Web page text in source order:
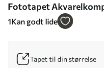
Fototapet
fra haven Nr. u95507
1Kan godt lide
Tapet til din størrelse